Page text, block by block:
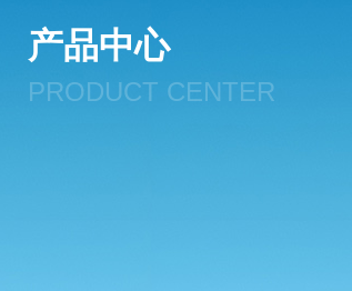
产品中心
PRODUCT CENTER